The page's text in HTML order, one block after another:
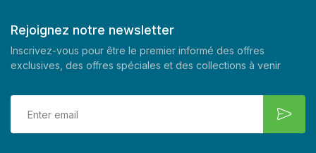
Rejoignez notre newsletter
Inscrivez-vous pour être le premier informé des offres
exclusives, des offres spéciales et des collections à venir